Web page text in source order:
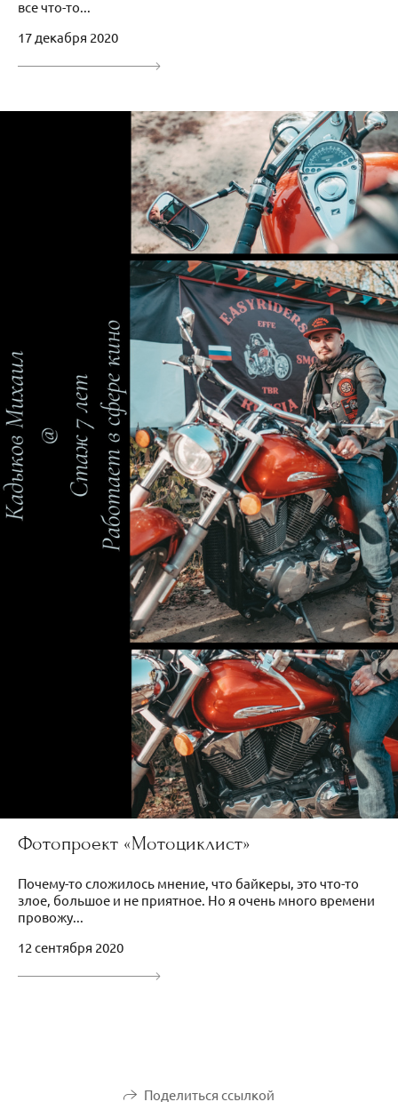
все что-то...
17 декабря 2020
Фотопроект «Мотоциклист»
Почему-то сложилось мнение, что байкеры, это что-то
злое, большое и не приятное. Но я очень много времени
провожу...
12 сентября 2020
Поделиться ссылкой